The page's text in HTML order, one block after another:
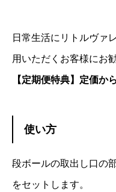
日常生活にリトルヴァ
用いただくお客様にお
【定期便特典】定価か
使い方
段ボールの取出し口の
をセットします。